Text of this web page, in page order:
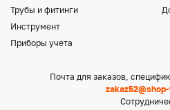
Трубы и фитинги
Инструмент
Приборы учета
Почта для заказов,